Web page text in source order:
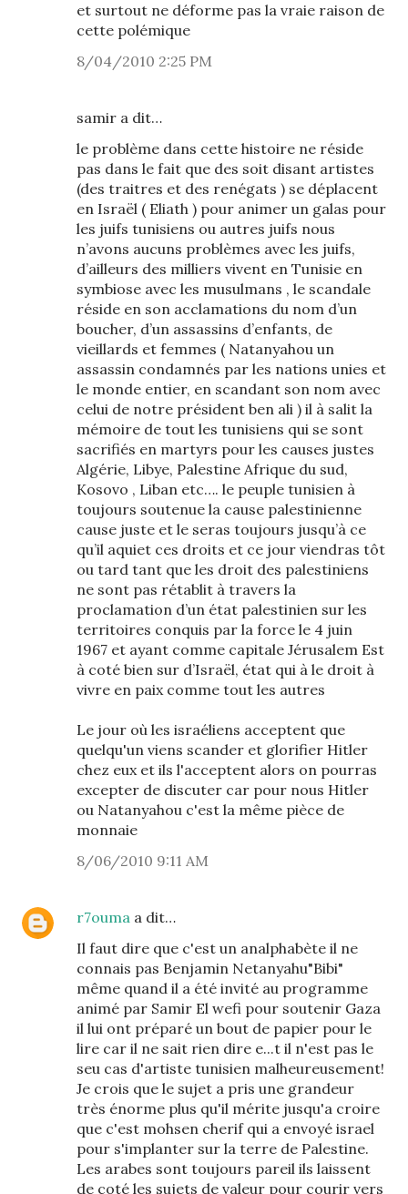
et surtout ne déforme pas la vraie raison de
cette polémique
8/04/2010 2:25 PM
samir a dit…
le problème dans cette histoire ne réside
pas dans le fait que des soit disant artistes
(des traitres et des renégats ) se déplacent
en Israël ( Eliath ) pour animer un galas pour
les juifs tunisiens ou autres juifs nous
n’avons aucuns problèmes avec les juifs,
d’ailleurs des milliers vivent en Tunisie en
symbiose avec les musulmans , le scandale
réside en son acclamations du nom d’un
boucher, d’un assassins d’enfants, de
vieillards et femmes ( Natanyahou un
assassin condamnés par les nations unies et
le monde entier, en scandant son nom avec
celui de notre président ben ali ) il à salit la
mémoire de tout les tunisiens qui se sont
sacrifiés en martyrs pour les causes justes
Algérie, Libye, Palestine Afrique du sud,
Kosovo , Liban etc…. le peuple tunisien à
toujours soutenue la cause palestinienne
cause juste et le seras toujours jusqu’à ce
qu’il aquiet ces droits et ce jour viendras tôt
ou tard tant que les droit des palestiniens
ne sont pas rétablit à travers la
proclamation d’un état palestinien sur les
territoires conquis par la force le 4 juin
1967 et ayant comme capitale Jérusalem Est
à coté bien sur d’Israël, état qui à le droit à
vivre en paix comme tout les autres
Le jour où les israéliens acceptent que
quelqu'un viens scander et glorifier Hitler
chez eux et ils l'acceptent alors on pourras
excepter de discuter car pour nous Hitler
ou Natanyahou c'est la même pièce de
monnaie
8/06/2010 9:11 AM
r7ouma a dit…
Il faut dire que c'est un analphabète il ne
connais pas Benjamin Netanyahu"Bibi"
même quand il a été invité au programme
animé par Samir El wefi pour soutenir Gaza
il lui ont préparé un bout de papier pour le
lire car il ne sait rien dire e...t il n'est pas le
seu cas d'artiste tunisien malheureusement!
Je crois que le sujet a pris une grandeur
très énorme plus qu'il mérite jusqu'a croire
que c'est mohsen cherif qui a envoyé israel
pour s'implanter sur la terre de Palestine.
Les arabes sont toujours pareil ils laissent
de coté les sujets de valeur pour courir vers